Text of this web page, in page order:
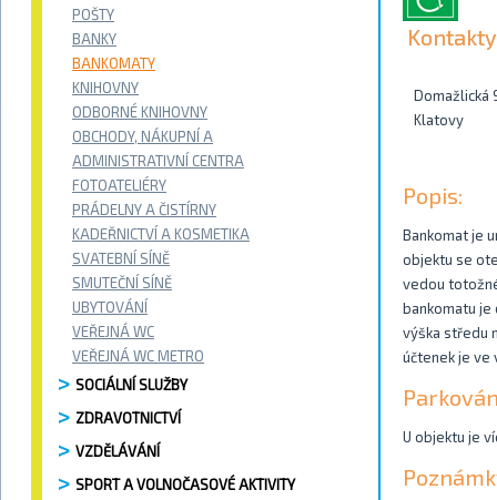
POŠTY
BANKY
BANKOMATY
KNIHOVNY
ODBORNÉ KNIHOVNY
OBCHODY, NÁKUPNÍ A
ADMINISTRATIVNÍ CENTRA
FOTOATELIÉRY
PRÁDELNY A ČISTÍRNY
KADEŘNICTVÍ A KOSMETIKA
SVATEBNÍ SÍNĚ
SMUTEČNÍ SÍNĚ
UBYTOVÁNÍ
VEŘEJNÁ WC
VEŘEJNÁ WC METRO
SOCIÁLNÍ SLUŽBY
ZDRAVOTNICTVÍ
VZDĚLÁVÁNÍ
SPORT A VOLNOČASOVÉ AKTIVITY
Kontakty
Domažlická
Klatovy
Popis:
Bankomat je
objektu se
vedou
bankomatu je
výška středu
účtenek je ve
U objektu je